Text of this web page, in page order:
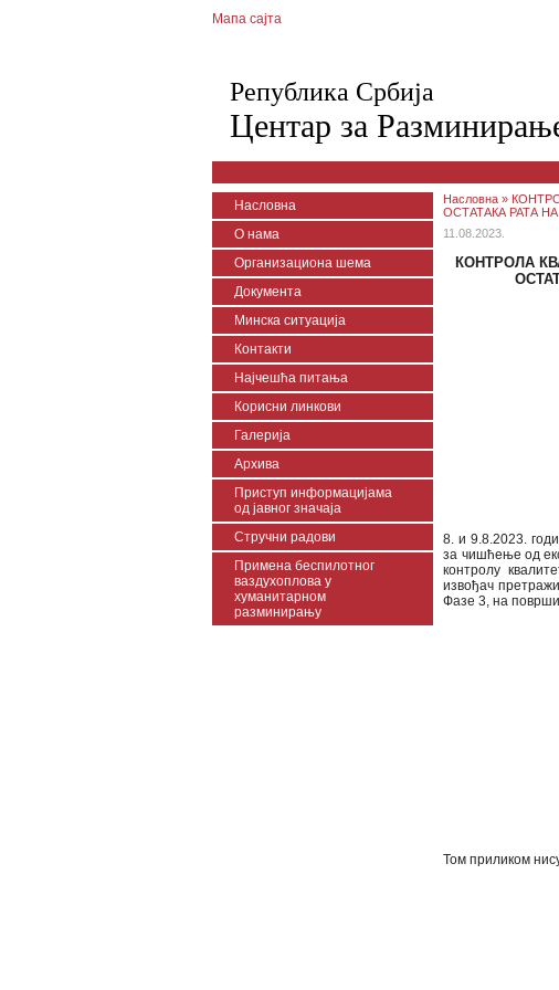
Мапа сајта
Република Србија
Центар за
Насловна
О нама
Организациона шема
Документа
Минска ситуација
Контакти
Најчешћа питања
Корисни линкови
Галерија
Архива
Приступ информацијама
од јавног значаја
Стручни радови
Примена беспилотног
ваздухоплова у
хуманитарном
разминирању
Насловна »
ОСТАТАКА РАТА
11.08.2023.
КОНТРОЛА
8. и 9.8.2023.
за чишћење од
контролу
извођач
Фазе 3, на
Том приликом